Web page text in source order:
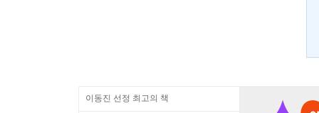
이동진 선정 최고의 책